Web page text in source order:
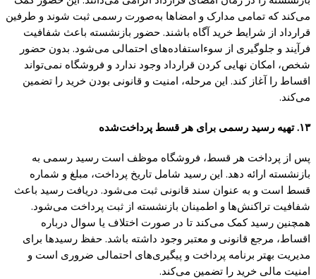
می‌کند که تمامی مدارک و امضاها به‌صورت رسمی ثبت شوند و طرفین
قرارداد از شرایط خرید آگاه باشند. حضور بازنشسته باعث شفافیت
فرآیند و جلوگیری از سوءاستفاده‌های احتمالی می‌شود. بدون حضور
شخص، امکان نهایی کردن قرارداد وجود ندارد و فروشگاه نمی‌تواند
اقساط را آغاز کند. این مرحله، امنیت و قانونی بودن خرید را تضمین
می‌کند.
۱۳. تهیه رسید رسمی برای هر قسط پرداخت‌شده
پس از پرداخت هر قسط، فروشگاه موظف است رسید رسمی به
بازنشسته ارائه دهد. این رسید شامل تاریخ پرداخت، مبلغ و شماره
قسط است و به عنوان سند قانونی ثبت می‌شود. دریافت رسید باعث
شفافیت تراکنش‌ها و اطمینان بازنشسته از ثبت پرداخت می‌شود.
همچنین رسید کمک می‌کند تا در صورت اختلاف یا سوال درباره
اقساط، مرجع قانونی و معتبر وجود داشته باشد. حفظ رسیدها برای
مدیریت بهتر برنامه پرداخت و پیگیری‌های احتمالی ضروری است و
امنیت مالی خرید را تضمین می‌کند.